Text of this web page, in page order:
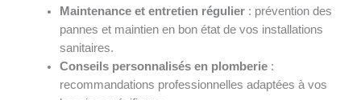
Maintenance et entretien régulier: prévention des
pannes et maintien en bon état de vos installations
sanitaires.
Conseils personnalisés en plomberie:
recommandations professionnelles adaptées à vos